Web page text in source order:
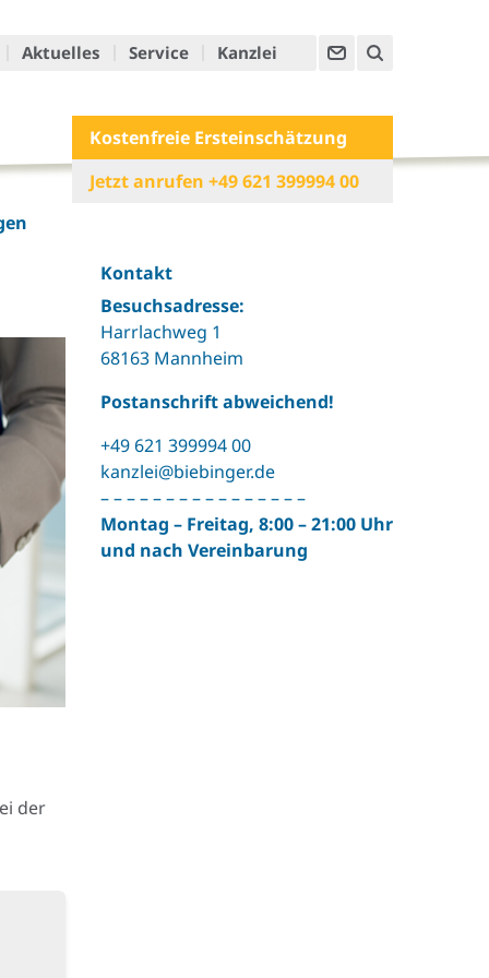
Aktuelles Service Kanzlei
Kostenfreie Ersteinschätzung
Jetzt anrufen +49 621 399994 00
der
Kontakt
Besuchsadresse:
Harrlachweg 1
68163 Mannheim
Postanschrift abweichend!
+49 621 399994 00
kanzlei@biebinger.de
– – – – – – – – – – – – – – – –
Montag – Freitag, 8:00 – 21:00 Uhr
und nach Vereinbarung